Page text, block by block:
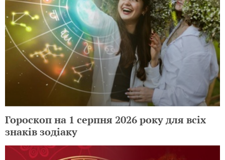
Гороскоп на 1 серпня 2026 року для всіх
знаків зодіаку